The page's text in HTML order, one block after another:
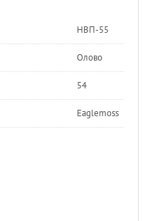
НВП-55
Олово
54
Eaglemoss